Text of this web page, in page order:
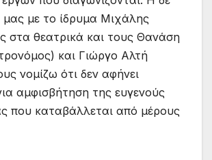
μας με το ίδρυμα Μιχάλης
στα θεατρικά και τους Θανάση
και Γιώργο Αλτή
νομίζω ότι δεν αφήνει
αμφισβήτηση της ευγενούς
που καταβάλλεται από μέρους